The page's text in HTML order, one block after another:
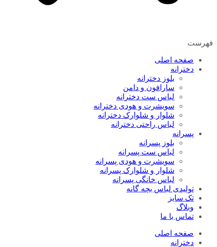
فهرست
صفحه اصلی
دخترانه
بلوز دخترانه
سارافون و دامن
لباس ست دخترانه
سویشرت و هودی دخترانه
شلوار و شلوارک دخترانه
لباس راحتی دخترانه
پسرانه
بلوز پسرانه
لباس ست پسرانه
سویشرت و هودی پسرانه
شلوار و شلوارک پسرانه
لباس خانگی پسرانه
تولیدی لباس بچه گانه
تک سایز
وبلاگ
تماس با ما
صفحه اصلی
دخترانه